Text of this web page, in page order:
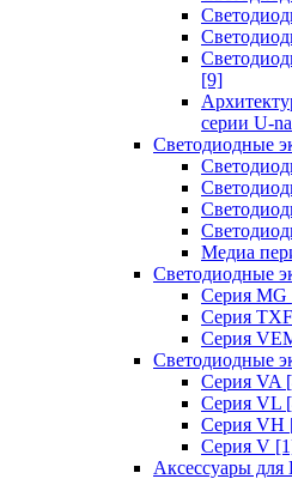
[9]
серии U-
Светодиодные
Медиа
Светодиодные
Серия MG
Серия TXF
Серия
Светодиодные
Серия VA
Серия VL
Серия VH
Серия V
Аксессуары для